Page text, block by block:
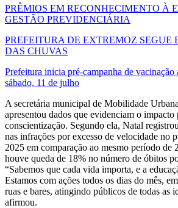
PRÊMIOS EM RECONHECIMENTO À
GESTÃO PREVIDENCIÁRIA
PREFEITURA DE EXTREMOZ SEGUE
DAS CHUVAS
Prefeitura inicia pré-campanha de vacinação
sábado, 11 de julho
A secretária municipal de Mobilidade
apresentou dados que evidenciam o impacto
conscientização. Segundo ela, Natal
nas infrações por excesso de velocidade no
2025 em comparação ao mesmo período de
houve queda de 18% no número de óbitos
“Sabemos que cada vida importa, e a
Estamos com ações todos os dias do mês,
ruas e bares, atingindo públicos de todas as
afirmou.